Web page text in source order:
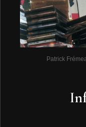
toutes les évasions
au bout de Mille et
belle Shéhérazade
même moment,
la fureur jalouse du
MILLE ET UNE
Paradis. Quelle
encore aujourd’hui !
Patrick